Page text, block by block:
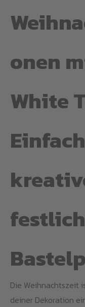
onen
White
Die Weihnachtszeit
deiner Dekoration